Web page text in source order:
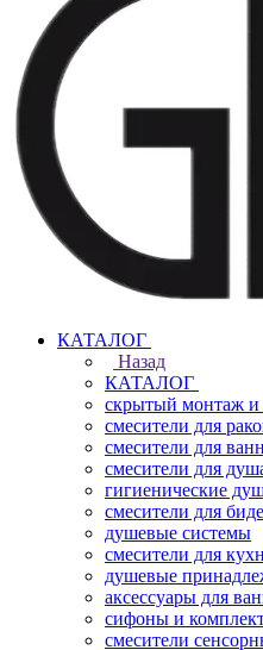
КАТАЛОГ
Назад
КАТАЛОГ
скрытый монтаж и
смесители для
смесители для
смесители для
гигиенические
смесители для биде
душевые системы
смесители для
душевые
аксессуары для
сифоны и
смесители